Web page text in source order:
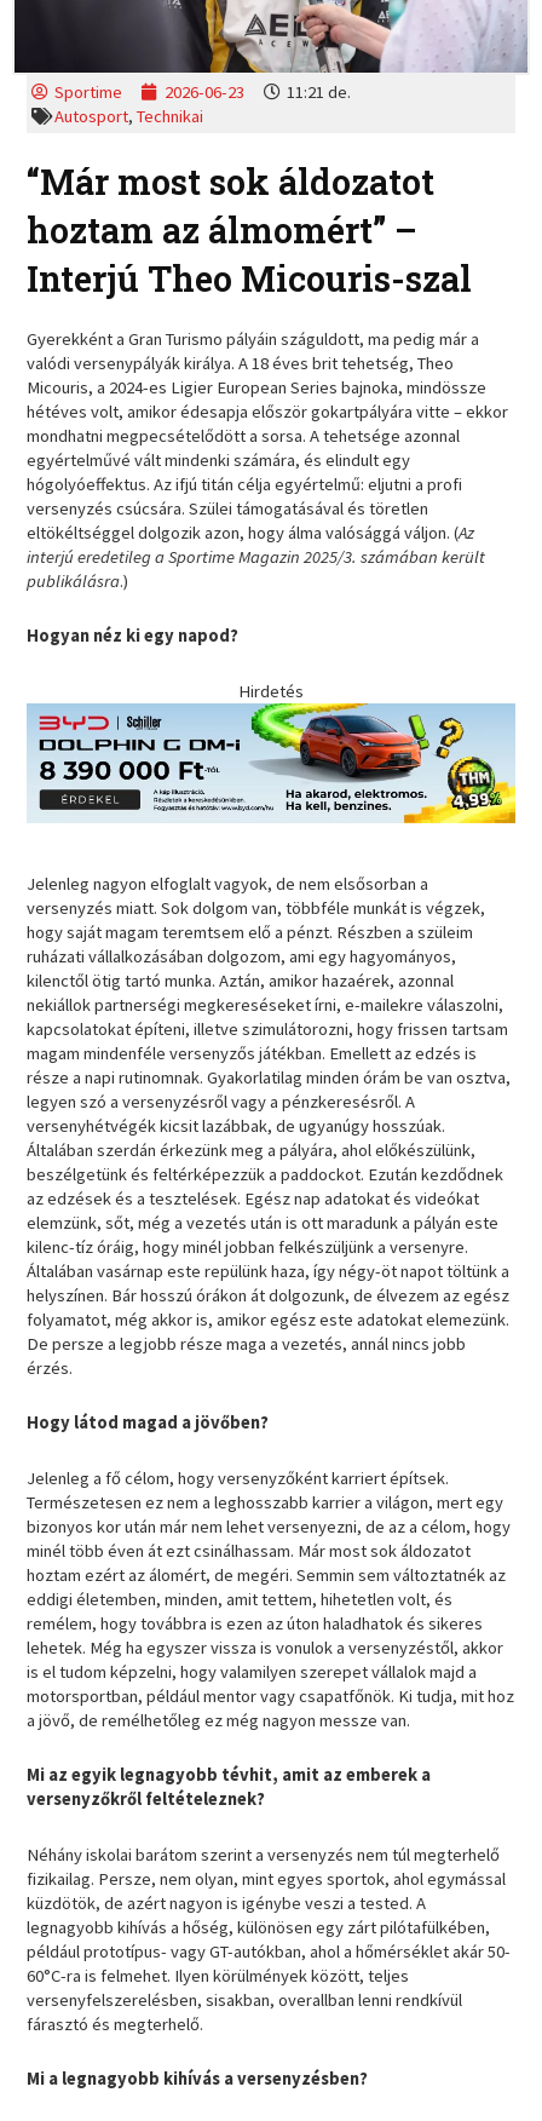
Sportime 2026-06-23
11:21 de.
Autosport,Technikai
“Már most sok áldozatot
hoztam az álmomért” –
Interjú Theo Micouris-szal
Gyerekként a Gran Turismo pályáin száguldott, ma pedig már a
valódi versenypályák királya. A 18 éves brit tehetség, Theo
Micouris, a 2024-es Ligier European Series bajnoka, mindössze
hétéves volt, amikor édesapja először gokartpályára vitte – ekkor
mondhatni megpecsételődött a sorsa. A tehetsége azonnal
egyértelművé vált mindenki számára, és elindult egy
hógolyóeffektus. Az ifjú titán célja egyértelmű: eljutni a profi
versenyzés csúcsára. Szülei támogatásával és töretlen
eltökéltséggel dolgozik azon, hogy álma valósággá váljon. (Az
interjú eredetileg a Sportime Magazin 2025/3. számában került
publikálásra.)
Hogyan néz ki egy napod?
Hirdetés
Jelenleg nagyon elfoglalt vagyok, de nem elsősorban a
versenyzés miatt. Sok dolgom van, többféle munkát is végzek,
hogy saját magam teremtsem elő a pénzt. Részben a szüleim
ruházati vállalkozásában dolgozom, ami egy hagyományos,
kilenctől ötig tartó munka. Aztán, amikor hazaérek, azonnal
nekiállok partnerségi megkereséseket írni, e-mailekre válaszolni,
kapcsolatokat építeni, illetve szimulátorozni, hogy frissen tartsam
magam mindenféle versenyzős játékban. Emellett az edzés is
része a napi rutinomnak. Gyakorlatilag minden órám be van osztva,
legyen szó a versenyzésről vagy a pénzkeresésről. A
versenyhétvégék kicsit lazábbak, de ugyanúgy hosszúak.
Általában szerdán érkezünk meg a pályára, ahol előkészülünk,
beszélgetünk és feltérképezzük a paddockot. Ezután kezdődnek
az edzések és a tesztelések. Egész nap adatokat és videókat
elemzünk, sőt, még a vezetés után is ott maradunk a pályán este
kilenc-tíz óráig, hogy minél jobban felkészüljünk a versenyre.
Általában vasárnap este repülünk haza, így négy-öt napot töltünk a
helyszínen. Bár hosszú órákon át dolgozunk, de élvezem az egész
folyamatot, még akkor is, amikor egész este adatokat elemezünk.
De persze a legjobb része maga a vezetés, annál nincs jobb
érzés.
Hogy látod magad a jövőben?
Jelenleg a fő célom, hogy versenyzőként karriert építsek.
Természetesen ez nem a leghosszabb karrier a világon, mert egy
bizonyos kor után már nem lehet versenyezni, de az a célom, hogy
minél több éven át ezt csinálhassam. Már most sok áldozatot
hoztam ezért az álomért, de megéri. Semmin sem változtatnék az
eddigi életemben, minden, amit tettem, hihetetlen volt, és
remélem, hogy továbbra is ezen az úton haladhatok és sikeres
lehetek. Még ha egyszer vissza is vonulok a versenyzéstől, akkor
is el tudom képzelni, hogy valamilyen szerepet vállalok majd a
motorsportban, például mentor vagy csapatfőnök. Ki tudja, mit hoz
a jövő, de remélhetőleg ez még nagyon messze van.
Mi az egyik legnagyobb tévhit, amit az emberek a
versenyzőkről feltételeznek?
Néhány iskolai barátom szerint a versenyzés nem túl megterhelő
fizikailag. Persze, nem olyan, mint egyes sportok, ahol egymással
küzdötök, de azért nagyon is igénybe veszi a tested. A
legnagyobb kihívás a hőség, különösen egy zárt pilótafülkében,
például prototípus- vagy GT-autókban, ahol a hőmérséklet akár 50-
60°C-ra is felmehet. Ilyen körülmények között, teljes
versenyfelszerelésben, sisakban, overallban lenni rendkívül
fárasztó és megterhelő.
Mi a legnagyobb kihívás a versenyzésben?